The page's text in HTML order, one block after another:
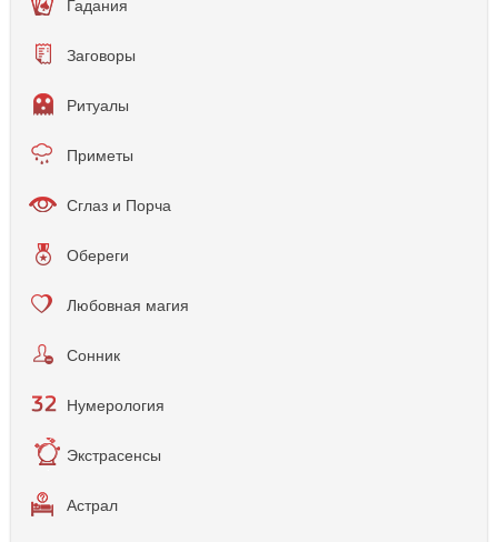
Гадания
Заговоры
Ритуалы
Приметы
Сглаз и Порча
Обереги
Любовная магия
Сонник
Нумерология
Экстрасенсы
Астрал